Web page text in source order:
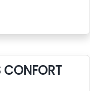
CONFORT